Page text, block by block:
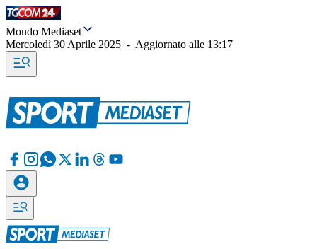
Mondo Mediaset
Mercoledì 30 Aprile 2025 - Aggiornato alle 13:17